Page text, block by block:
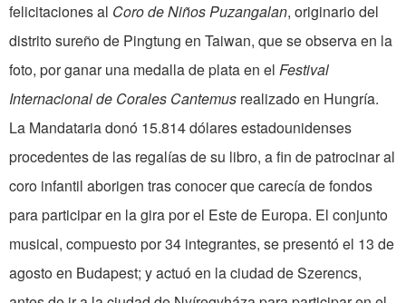
felicitaciones al Coro de Niños Puzangalan, originario del
distrito sureño de Pingtung en Taiwan, que se observa en la
foto, por ganar una medalla de plata en el Festival
Internacional de Corales Cantemus realizado en Hungría.
La Mandataria donó 15.814 dólares estadounidenses
procedentes de las regalías de su libro, a fin de patrocinar al
coro infantil aborigen tras conocer que carecía de fondos
para participar en la gira por el Este de Europa. El conjunto
musical, compuesto por 34 integrantes, se presentó el 13 de
agosto en Budapest; y actuó en la ciudad de Szerencs,